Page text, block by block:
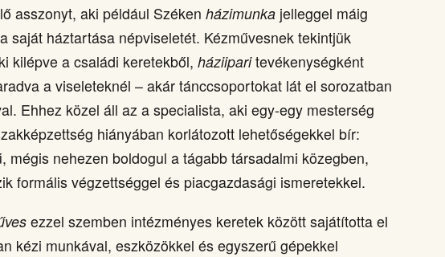
asszonyt, aki például Székenházimunka jelleggel máig
saját háztartása népviseletét. Kézművesnek tekintjük
kilépve a családi keretekből,háziiparitevékenységként
a viseleteknél – akár tánccsoportokat lát el sorozatban
Ehhez közel áll az a specialista, aki egy-egy mesterség
hiányában korlátozott lehetőségekkel bír:
mégis nehezen boldogul a tágabb társadalmi közegben,
formális végzettséggel és piacgazdasági ismeretekkel.
ezzel szemben intézményes keretek között sajátította el
kézi munkával, eszközökkel és egyszerű gépekkel